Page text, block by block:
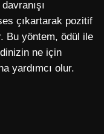
çıkartarak pozitif
Bu yöntem, ödül ile
ne için
yardımcı olur.